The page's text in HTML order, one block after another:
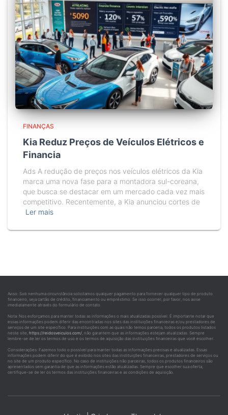
FINANÇAS
Kia Reduz Preços de Veículos Elétricos e
Financia
Ads A redução de preços nos veículos elétricos da Kia
marca uma nova fase para a montadora sul-coreana,
que busca se destacar em um mercado cada vez mais
competitivo. Recentemente, a Kia anunciou cortes de
Ler mais
Aviso: Sob nenhuma circunstância solicitamos qualquer pagamento para fornecer qualquer tipo de produto
financeiro, seja cartão de crédito, financiamento ou empréstimo. Se isso ocorrer, por favor, nos avise
imediatamente através do formulário de contato.
Nota: Nos esforçamos para manter todas as informações o mais atualizadas possível. É importante notar que
essas informações podem diferir das encontradas nos sites das instituições financeiras e/ou prestadores de
serviços de um site específico. Para instituições com as quais não temos parceria, todos os produtos listados
neste site, https://reidosveiculos.com/, não garantem que as informações estejam atualizadas. Sempre
lembre-se de ler os termos de uso e os termos de aquisição das instituições financeiras que você escolher.
Considerações: Fazemos todo o possível para manter todas as informações precisas e atualizadas. Essas
informações podem diferir do que é exibido nos sites das instituições financeiras, prestadores de serviços ou
no site de um produto específico. No caso de instituições não parceiras, todos os produtos financeiros são
apresentados sem garantia de que as informações estão atualizadas. Sempre que escolher sua oferta,
certifique-se de ler os termos das instituições financeiras e as condições de aquisição.